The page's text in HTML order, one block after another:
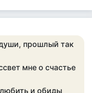
прошлый так
мне о счастье
и обиды